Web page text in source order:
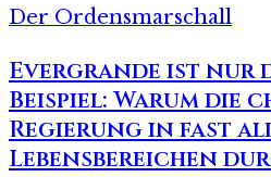
Der Ordensmarschall
Evergrande ist nur
Beispiel: Warum die
Regierung in fast
Lebensbereichen